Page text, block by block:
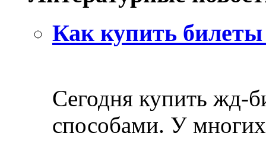
Как купить билеты
Сегодня купить жд-
способами. У